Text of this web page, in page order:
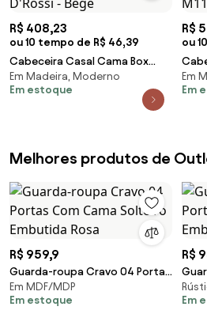
R$ 408,23
ou 10 tempo de R$ 46,39
Cabeceira Casal Cama Box
140cm para Quarto Ametista
Suede M11 - D'Rossi - Bege
Em Madeira, Moderno
Em estoque
R$
ou
195cm para Quarto
Em
Em
Melhores produtos de
R$ 959,9
Guarda-roupa Cravo 04 Portas
Com Cama Solteiro Embutida
Rosa
Em MDF/MDP
Em estoque
R$
Em